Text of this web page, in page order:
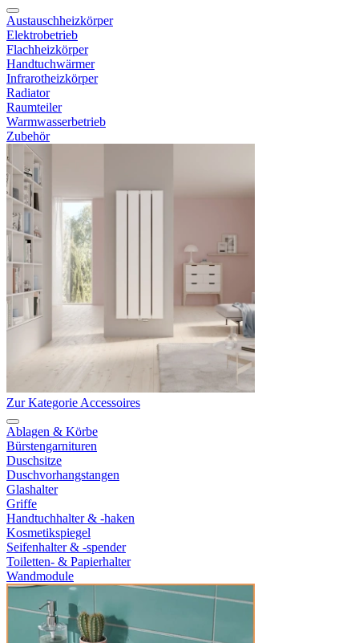
Austauschheizkörper
Elektrobetrieb
Flachheizkörper
Handtuchwärmer
Infrarotheizkörper
Radiator
Raumteiler
Warmwasserbetrieb
Zubehör
Zur Kategorie Accessoires
Ablagen & Körbe
Bürstengarnituren
Duschsitze
Duschvorhangstangen
Glashalter
Griffe
Handtuchhalter & -haken
Kosmetikspiegel
Seifenhalter & -spender
Toiletten- & Papierhalter
Wandmodule